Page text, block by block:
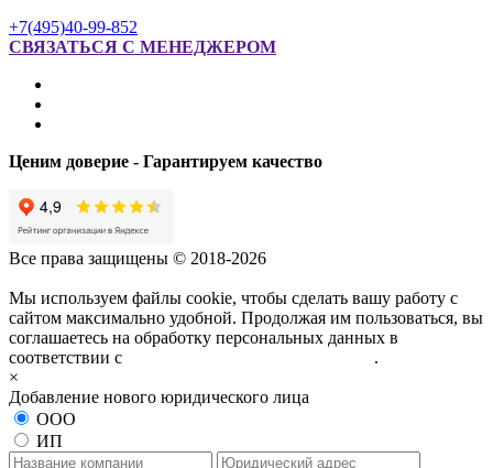
+7(495)40-99-852
СВЯЗАТЬСЯ С МЕНЕДЖЕРОМ
Ценим доверие - Гарантируем качество
Все права защищены © 2018-2026
Мы используем файлы cookie, чтобы сделать вашу работу с
сайтом максимально удобной. Продолжая им пользоваться, вы
соглашаетесь на обработку персональных данных в
соответствии с
.
×
Добавление нового юридического лица
ООО
ИП